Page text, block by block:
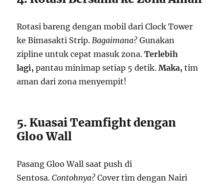
Rotasi bareng dengan mobil dari Clock Tower
ke Bimasakti Strip.Bagaimana? Gunakan
zipline untuk cepat masuk zona.Terlebih
lagi, pantau minimap setiap 5 detik.Maka, tim
aman dari zona menyempit!
5. Kuasai Teamfight dengan
Gloo Wall
Pasang Gloo Wall saat push di
Sentosa.Contohnya? Cover tim dengan Nairi